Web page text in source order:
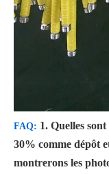
FAQ: 1. Quelles
30% comme dépôt
montrerons les